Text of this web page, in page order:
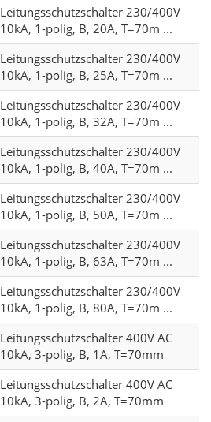
Leitungsschutzschalter 230/400V
10kA, 1-polig, B, 20A, T=70m ...
Leitungsschutzschalter 230/400V
10kA, 1-polig, B, 25A, T=70m ...
Leitungsschutzschalter 230/400V
10kA, 1-polig, B, 32A, T=70m ...
Leitungsschutzschalter 230/400V
10kA, 1-polig, B, 40A, T=70m ...
Leitungsschutzschalter 230/400V
10kA, 1-polig, B, 50A, T=70m ...
Leitungsschutzschalter 230/400V
10kA, 1-polig, B, 63A, T=70m ...
Leitungsschutzschalter 230/400V
10kA, 1-polig, B, 80A, T=70m ...
Leitungsschutzschalter 400V AC
10kA, 3-polig, B, 1A, T=70mm
Leitungsschutzschalter 400V AC
10kA, 3-polig, B, 2A, T=70mm